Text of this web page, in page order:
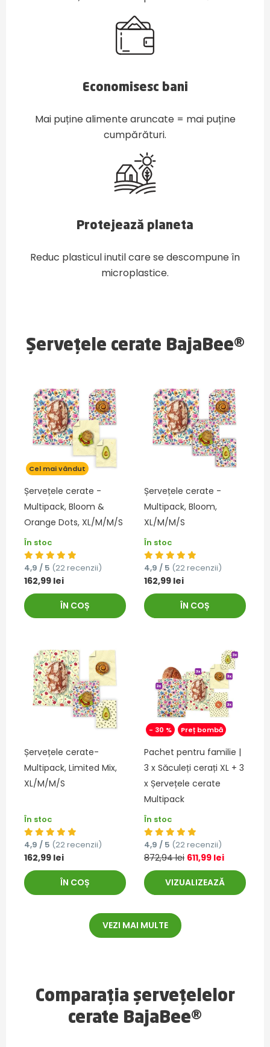
Economisesc bani
Mai puține alimente aruncate = mai puține
cumpărături.
Protejează planeta
Reduc plasticul inutil care se descompune în
microplastice.
Șervețele cerate BajaBee®
Cel mai vândut
Șervețele cerate -
Multipack, Bloom &
Orange Dots, XL/M/M/S
În stoc
4,9 / 5 (22 recenzii)
162,99 lei
ÎN COȘ
Șervețele cerate -
Multipack, Bloom,
XL/M/M/S
În stoc
4,9 / 5 (22 recenzii)
162,99 lei
ÎN COȘ
Șervețele cerate-
Multipack, Limited Mix,
XL/M/M/S
În stoc
4,9 / 5 (22 recenzii)
162,99 lei
ÎN COȘ
- 30 % Preț bombă
Pachet pentru familie |
3 x Săculeți cerați XL + 3
x Șervețele cerate
Multipack
În stoc
4,9 / 5 (22 recenzii)
872,94 lei 611,99 lei
VIZUALIZEAZĂ
VEZI MAI MULTE
Comparația șervețelelor
cerate BajaBee®